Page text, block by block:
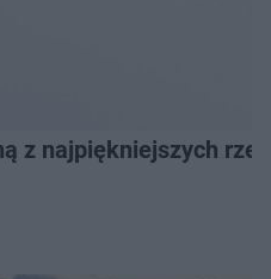
z najpiękniejszych